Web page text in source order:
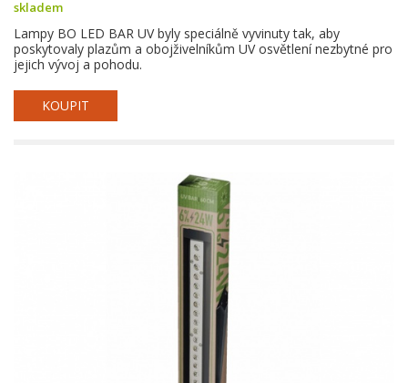
skladem
Lampy BO LED BAR UV byly speciálně vyvinuty tak, aby
poskytovaly plazům a obojživelníkům UV osvětlení nezbytné pro
jejich vývoj a pohodu.
KOUPIT